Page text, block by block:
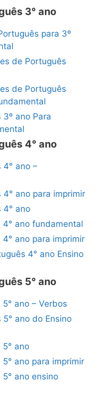
3° ano
para 3º
de Português
de Português
ano Para
4° ano
ano –
ano para imprimir
4° ano
ano fundamental
ano para imprimir
4° ano Ensino
5° ano
ano – Verbos
ano do Ensino
ano
ano para imprimir
ano ensino